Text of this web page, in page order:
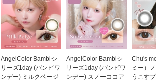
AngelColor Bambiシ
リーズ1day (バンビワ
ンデー) ミルクベージ
AngelColor Bambiシ
リーズ1day (バンビワ
ンデー) スノーココア
Chu's
ミー）
うこす